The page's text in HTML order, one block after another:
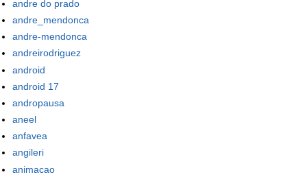
andre do prado
andre_mendonca
andre-mendonca
andreirodriguez
android
android 17
andropausa
aneel
anfavea
angileri
animacao